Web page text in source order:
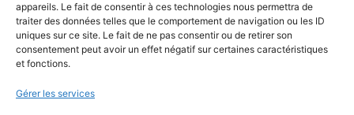
appareils. Le fait de consentir à ces technologies nous permettra de
traiter des données telles que le comportement de navigation ou les ID
uniques sur ce site. Le fait de ne pas consentir ou de retirer son
consentement peut avoir un effet négatif sur certaines caractéristiques
et fonctions.
Gérer les services